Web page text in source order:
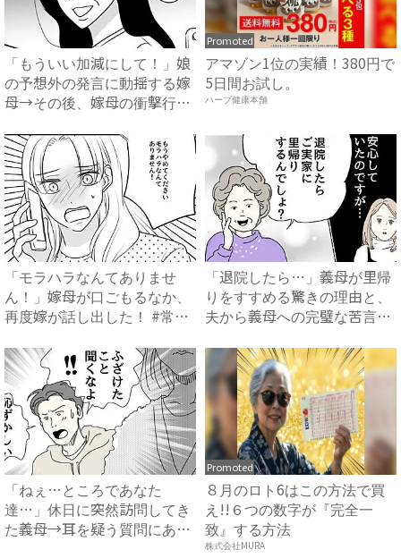
「もういい加減にして！」娘
の予想外の発言に動揺する嫁
母→その後、嫁母の衝撃行動
Promoted
アマゾン1位の実績！380円で
5日間お試し。
ハーブ健康本舗
「モラハラなんてありませ
ん！」嫁母が口ごもるなか、
再度嫁が話し出した！ #常識
「退院したら…」義母が里帰
りをすすめる驚きの理由と、
夫から義母への完璧な苦言
「ねぇ…ところであなた
達…」休日に突然訪問してき
た義母→耳を疑う質問にあ
Promoted
８月のロト6はこの方法で買
え!!６つの数字が『完全一
致』する方法
株式会社MURA